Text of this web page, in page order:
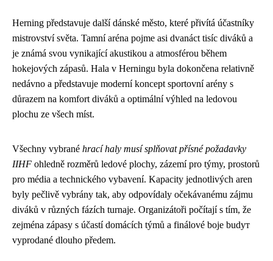
Herning představuje další dánské město, které přivítá účastníky
mistrovství světa. Tamní aréna pojme asi dvanáct tisíc diváků a
je známá svou vynikající akustikou a atmosférou během
hokejových zápasů. Hala v Herningu byla dokončena relativně
nedávno a představuje moderní koncept sportovní arény s
důrazem na komfort diváků a optimální výhled na ledovou
plochu ze všech míst.
Všechny vybrané hrací haly musí splňovat přísné požadavky
IIHF ohledně rozměrů ledové plochy, zázemí pro týmy, prostorů
pro média a technického vybavení. Kapacity jednotlivých aren
byly pečlivě vybrány tak, aby odpovídaly očekávanému zájmu
diváků v různých fázích turnaje. Organizátoři počítají s tím, že
zejména zápasy s účastí domácích týmů a finálové boje budут
vyprodané dlouho předem.